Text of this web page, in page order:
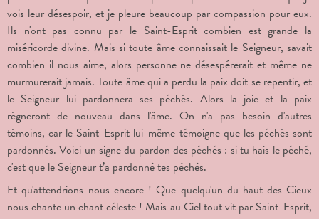
vois leur désespoir, et je pleure beaucoup par compassion pour eux.
Ils n'ont pas connu par le Saint-Esprit combien est grande la
miséricorde divine. Mais si toute âme connaissait le Seigneur, savait
combien il nous aime, alors personne ne désespérerait et même ne
murmurerait jamais. Toute âme qui a perdu la paix doit se repentir, et
le Seigneur lui pardonnera ses péchés. Alors la joie et la paix
régneront de nouveau dans l'âme. On n'a pas besoin d'autres
témoins, car le Saint-Esprit lui-même témoigne que les péchés sont
pardonnés. Voici un signe du pardon des péchés : si tu hais le péché,
c'est que le Seigneur t’a pardonné tes péchés.
Et qu'attendrions-nous encore ! Que quelqu'un du haut des Cieux
nous chante un chant céleste ! Mais au Ciel tout vit par Saint-Esprit,